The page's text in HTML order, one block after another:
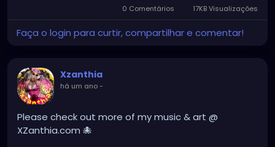
#alternative#dark
#creepyart
#gothicstyle#gothgoth#gothaesthetic
#gothicgirl#metal #alternativegirl
YOUTUBE.com/XZanthiaMUSIC
#hellpop#creaturecosplay#monstercosplay
#gothchick#pastelgoth
#darkpop#evilpop
#gothic#gothgirl#alternative#dark #creepyart
#gothicstyle#gothgoth
0 Comentários 17KB Visualizações
Faça o login para curtir, compartilhar e comentar!
Xzanthia
há um ano-
Please check out more of my music & art @
XZanthia.com 🐙